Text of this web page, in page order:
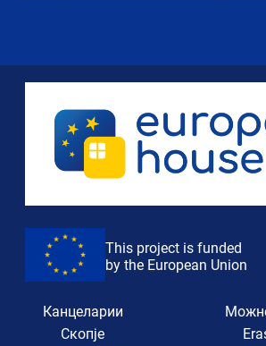
This project is funded
by the European Union
Канцеларии
Скопје